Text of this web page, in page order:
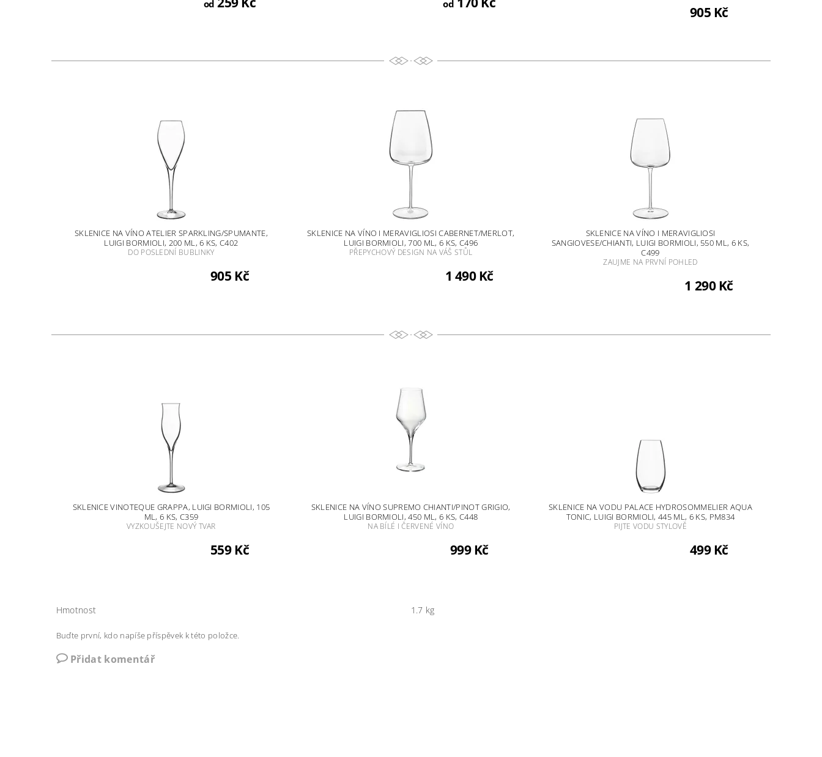
od od 905 Kč
SKLENICE NA VÍNO ATELIER SPARKLING/SPUMANTE,
LUIGI BORMIOLI, 200 ML, 6 KS, C402
DO POSLEDNÍ BUBLINKY
905 Kč
SKLENICE NA VÍNO I MERAVIGLIOSI CABERNET/MERLOT,
LUIGI BORMIOLI, 700 ML, 6 KS, C496
PŘEPYCHOVÝ DESIGN NA VÁŠ STŮL
1 490 Kč
SKLENICE NA VÍNO I MERAVIGLIOSI
SANGIOVESE/CHIANTI, LUIGI BORMIOLI, 550 ML, 6 KS,
C499
ZAUJME NA PRVNÍ POHLED
1 290 Kč
SKLENICE VINOTEQUE GRAPPA, LUIGI BORMIOLI, 105
ML, 6 KS, C359
VYZKOUŠEJTE NOVÝ TVAR
559 Kč
SKLENICE NA VÍNO SUPREMO CHIANTI/PINOT GRIGIO,
LUIGI BORMIOLI, 450 ML, 6 KS, C448
NA BÍLÉ I ČERVENÉ VÍNO
999 Kč
SKLENICE NA VODU PALACE HYDROSOMMELIER AQUA
TONIC, LUIGI BORMIOLI, 445 ML, 6 KS, PM834
PIJTE VODU STYLOVĚ
499 Kč
Hmotnost 1.7 kg
Buďte první, kdo napíše příspěvek k této položce.
Přidat komentář